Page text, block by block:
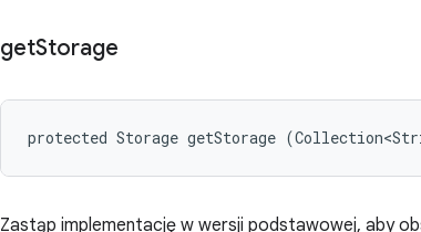
getStorage
protected Storage getStorage
Zastąp implementację w wersji podstawowej, aby